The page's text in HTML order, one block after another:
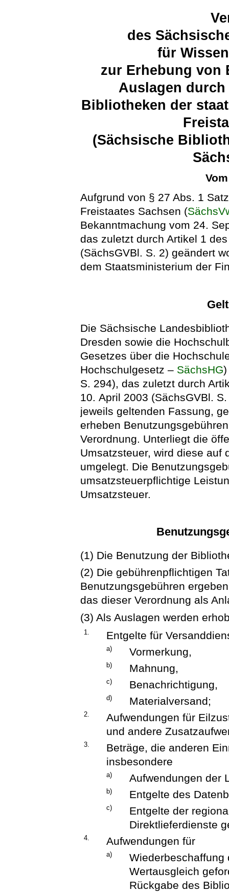
des
für
zur Erhebung von
Auslagen
Bibliotheken der
(Sächsische
Aufgrund von § 27 Abs. 1
Freistaates Sachsen (
Bekanntmachung vom 24.
das zuletzt durch Artikel 1
(SächsGVBl. S. 2) geändert
dem Staatsministerium der
Die Sächsische
Dresden sowie die
Gesetzes über die
Hochschulgesetz – SächsHG
S. 294), das zuletzt durch
10. April 2003 (SächsGVBl.
jeweils geltenden Fassung,
erheben
Verordnung. Unterliegt die
Umsatzsteuer, wird diese auf
umgelegt. Die
umsatzsteuerpflichtige
Umsatzsteuer.
(1) Die Benutzung der
(2) Die gebührenpflichtigen
Benutzungsgebühren
das dieser Verordnung als
(3) Als Auslagen werden
1. Entgelte für
a) Vormerkung,
b) Mahnung,
c) Benachrichtigung,
d) Materialversand;
2.
Aufwendungen für
und andere
3.
Beträge, die anderen
insbesondere
a) Aufwendungen der
b) Entgelte des
c)
Entgelte der
Direktlieferdienste
4. Aufwendungen für
a)
Wiederbeschaffung
Wertausgleich
Rückgabe des